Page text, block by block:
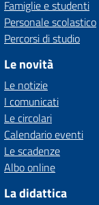
Famiglie e studenti
Personale scolastico
Percorsi di studio
Le novità
Le notizie
I comunicati
Le circolari
Calendario eventi
Le scadenze
Albo online
La didattica